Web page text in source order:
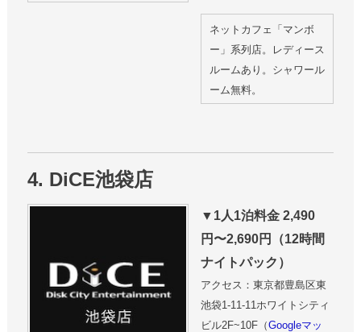
ネットカフェ「マンボ
ー」系列店。レディース
ルームあり。シャワール
ーム無料。
4. DiCE池袋店
▼1人1泊料金 2,490
円〜2,690円（12時間
ナイトパック）
アクセス：東京都豊島区東
池袋1-11-11ホワイトシティ
ビル2F~10F（Googleマッ